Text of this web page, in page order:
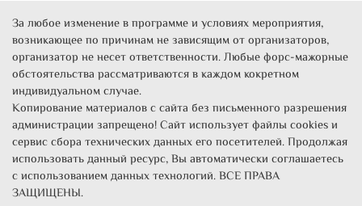
За любое изменение в программе и условиях мероприятия,
возникающее по причинам не зависящим от организаторов,
организатор не несет ответственности. Любые форс-мажорные
обстоятельства рассматриваются в каждом кокретном
индивидуальном случае.
Копирование материалов с сайта без письменного разрешения
администрации запрещено! Сайт использует файлы cookies и
сервис сбора технических данных его посетителей. Продолжая
использовать данный ресурс, Вы автоматически соглашаетесь
с использованием данных технологий. ВСЕ ПРАВА
ЗАЩИЩЕНЫ.